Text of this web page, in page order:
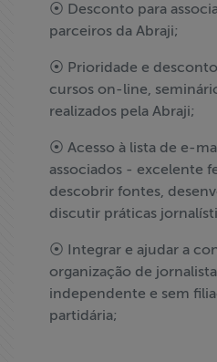
⦿ Desconto para
parceiros da Abraji;
⦿ Prioridade e
cursos on-line,
realizados pela Abraji;
⦿ Acesso à lista de e-
associados - excelente
descobrir fontes,
discutir práticas
⦿ Integrar e ajudar a
organização de
independente e sem
partidária;